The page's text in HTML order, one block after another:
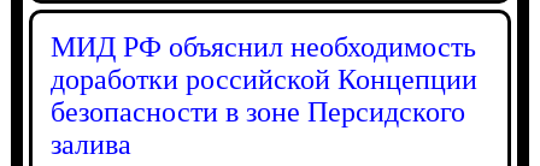
МИД РФ объяснил необходимость
доработки российской Концепции
безопасности в зоне Персидского
залива